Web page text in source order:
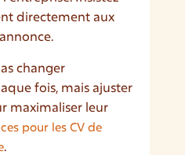
directement aux
changer
fois, mais ajuster
maximaliser leur
pour les CV de
.